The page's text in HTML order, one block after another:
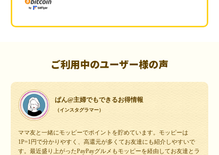
ご利用中のユーザー様の声
ぱん@主婦でもできるお得情報
（インスタグラマー）
ママ友と一緒にモッピーでポイントを貯めています。モッピーは
1P=1円で分かりやすく、高還元が多くてお友達にも紹介しやすいで
す。最近盛り上がったPayPayグルメもモッピーを経由してお友達とラ